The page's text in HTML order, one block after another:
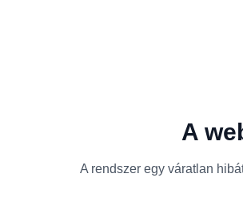
A
A rendszer egy váratlan